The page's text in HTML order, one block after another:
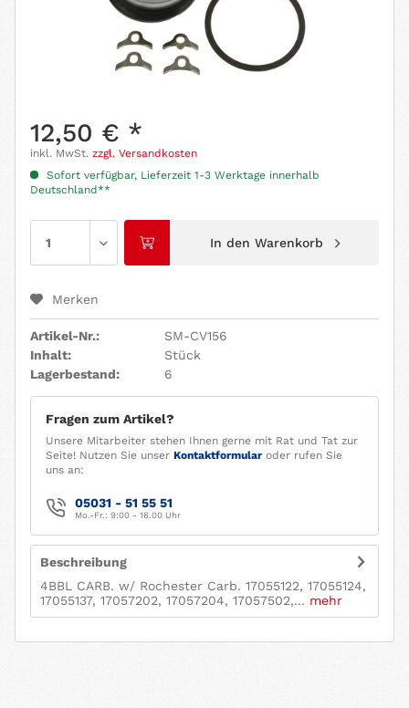
12,50 € *
inkl. MwSt. zzgl. Versandkosten
Sofort verfügbar, Lieferzeit 1-3 Werktage innerhalb
Deutschland**
In den Warenkorb
Merken
Artikel-Nr.:
SM-CV156
Inhalt:
Stück
Lagerbestand:
6
Fragen zum Artikel?
Unsere Mitarbeiter stehen Ihnen gerne mit Rat und Tat zur
Seite! Nutzen Sie unser Kontaktformular oder rufen Sie
uns an:
05031 - 51 55 51
Mo.-Fr.: 9:00 - 16.00 Uhr
Beschreibung
4BBL CARB. w/ Rochester Carb. 17055122, 17055124,
17055137, 17057202, 17057204, 17057502,... mehr